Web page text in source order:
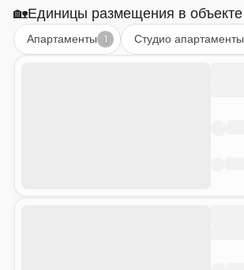
🏡Единицы размещения в объекте
Апартаменты 1 Студио апартаменты